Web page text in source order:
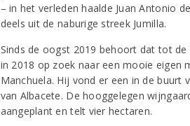
– in het verleden haalde Juan Antonio
deels uit de naburige streek Jumilla.
Sinds de oogst 2019 behoort dat tot
in 2018 op zoek naar een mooie eigen
Manchuela. Hij vond er een in de buurt
van Albacete. De hooggelegen
aangeplant en telt vier hectaren.